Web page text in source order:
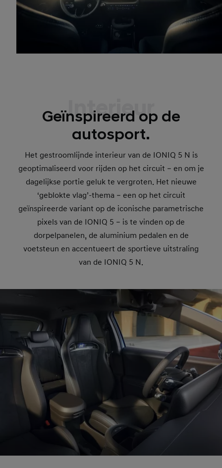
Interieur
Geïnspireerd op de
autosport.
Het gestroomlijnde interieur van de IONIQ 5 N is
geoptimaliseerd voor rijden op het circuit – en om je
dagelijkse portie geluk te vergroten. Het nieuwe
‘geblokte vlag’-thema – een op het circuit
geïnspireerde variant op de iconische parametrische
pixels van de IONIQ 5 – is te vinden op de
dorpelpanelen, de aluminium pedalen en de
voetsteun en accentueert de sportieve uitstraling
van de IONIQ 5 N.